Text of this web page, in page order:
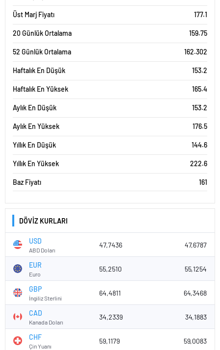
Üst Marj Fiyatı 177.1
20 Günlük Ortalama 159.75
52 Günlük Ortalama 162.302
Haftalık En Düşük 153.2
Haftalık En Yüksek 165.4
Aylık En Düşük 153.2
Aylık En Yüksek 176.5
Yıllık En Düşük 144.6
Yıllık En Yüksek 222.6
Baz Fiyatı 161
DÖVİZ KURLARI
USD
ABD Doları
47,7436 47,6787
EUR
Euro
55,2510 55,1254
GBP
İngiliz Sterlini
64,4811 64,3468
CAD
Kanada Doları
34,2339 34,1883
CHF
Çin Yuanı
59,1179 59,0083